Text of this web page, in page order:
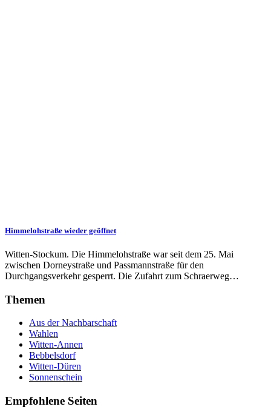
Himmelohstraße wieder geöffnet
Witten-Stockum. Die Himmelohstraße war seit dem 25. Mai
zwischen Dorneystraße und Passmannstraße für den
Durchgangsverkehr gesperrt. Die Zufahrt zum Schraerweg…
Themen
Aus der Nachbarschaft
Wahlen
Witten-Annen
Bebbelsdorf
Witten-Düren
Sonnenschein
Empfohlene Seiten